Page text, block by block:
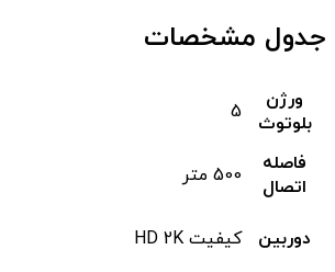
جدول مشخصات
ورژن
بلوتوث
5
فاصله
اتصال
500 متر
دوربین کیفیت HD 2K